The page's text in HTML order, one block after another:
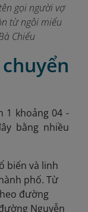
gọi người vợ
từ ngôi miếu
Chiểu
1 khoảng 04 -
bằng nhiều
biến và linh
phố. Từ
đường
Nguyễn